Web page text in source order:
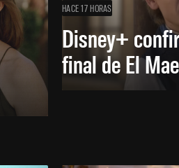
HACE 17 HORAS
Disney+
final de El